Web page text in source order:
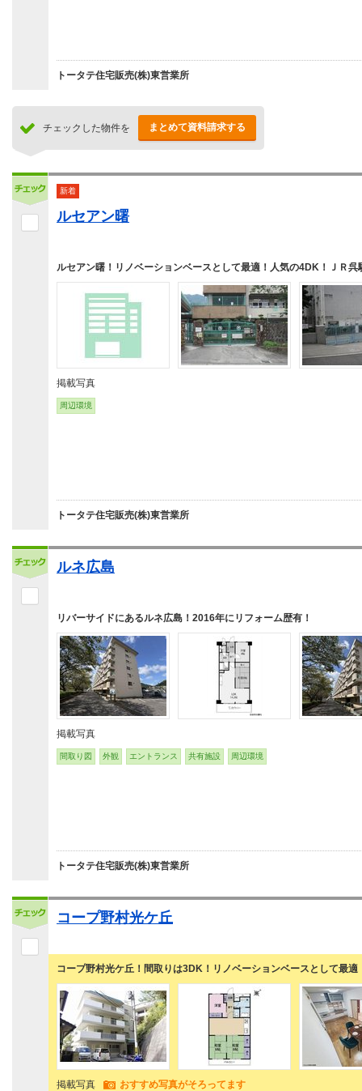
トータテ住宅販売(株)東営業所
チェックした物件を まとめて資料請求する
新着
ルセアン曙
ルセアン曙！リノベーションベースとして最適！人気の4DK！ＪＲ呉
掲載写真
周辺環境
トータテ住宅販売(株)東営業所
ルネ広島
リバーサイドにあるルネ広島！2016年にリフォーム歴有！
掲載写真
間取り図 外観 エントランス 共有施設 周辺環境
トータテ住宅販売(株)東営業所
コープ野村光ケ丘
コープ野村光ケ丘！間取りは3DK！リノベーションベースとして最適
掲載写真 おすすめ写真がそろってます